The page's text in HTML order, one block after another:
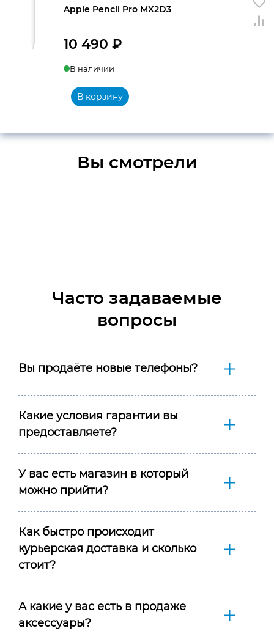
Apple Pencil Pro MX2D3
10 490 ₽
В наличии
В корзину
Вы смотрели
Часто задаваемые
вопросы
Вы продаёте новые телефоны?
Какие условия гарантии вы
предоставляете?
У вас есть магазин в который
можно прийти?
Как быстро происходит
курьерская доставка и сколько
стоит?
А какие у вас есть в продаже
аксессуары?